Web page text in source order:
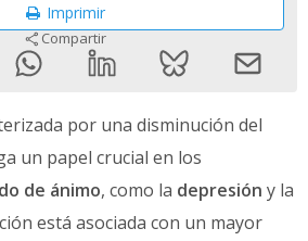
Imprimir
Compartir
por una disminución del
un papel crucial en los
de ánimo, como la depresión y la
está asociada con un mayor